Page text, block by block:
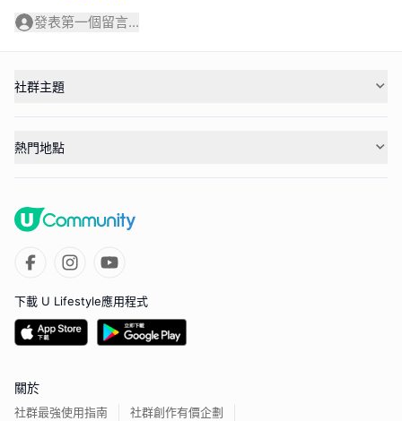
發表第一個留言...
社群主題
熱門地點
下載 U Lifestyle應用程式
關於
社群最強使用指南 社群創作有價企劃